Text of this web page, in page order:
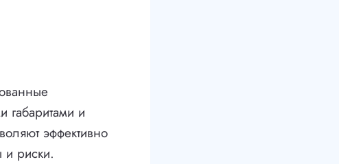
габаритами и
эффективно
риски.